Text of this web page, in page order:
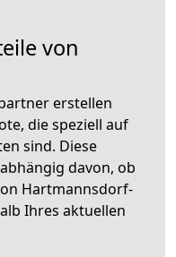
von
erstellen
die speziell auf
sind. Diese
davon, ob
Hartmannsdorf-
Ihres aktuellen